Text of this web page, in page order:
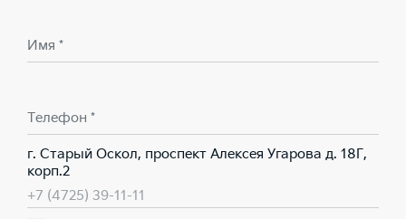
Имя *
Телефон *
г. Старый Оскол, проспект Алексея Угарова д. 18Г,
корп.2
+7 (4725) 39-11-11